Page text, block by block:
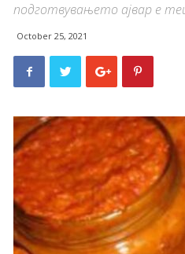
подготвувањето ајвар е
October 25, 2021